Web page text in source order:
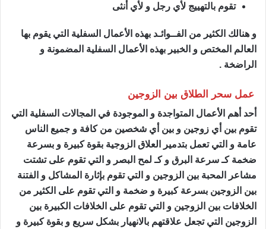
تقوم بالتهييج لأي رجل و لأي أنثى
و هنالك الكثير من الفــوائـد بهذه الأعمال السفلية التي يقوم بها
العالم المختص و الخبير بهذه الأعمال السفلية المضمونة و
الراضخة .
عمل سحر الطلاق بين الزوجين
أحد أهم الأعمال المتواجدة و الموجودة في المجالات السفلية التي
تقوم بين أي زوجين و بين أي شخصين من كافة و جميع الناس
عامة و التي تعمل بتدمير العلاق الزوجية بقوة كبيرة و بسرعة
ضخمة كـ سرعة البرق و كـ لمح البصر و التي تقوم على تشتت
مشاعر المحبة بين الزوجين و التي تقوم بإثارة المشاكل و الفتنة
بين الزوجين بسرعة كبيرة و ضخمة و التي تقوم على الكثير من
الخلافات بين الزوجين و التي تقوم على الخلافات الكبيرة بين
الزوجين التي تجعل علاقتهم بالانهيار بشكل سريع و بقوة كبيرة و